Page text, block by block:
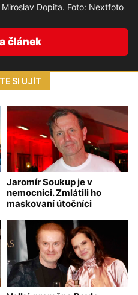
Dopita. Foto: Nextfoto
článek
SI UJÍT
Jaromír Soukup je v
nemocnici. Zmlátili ho
maskovaní útočníci